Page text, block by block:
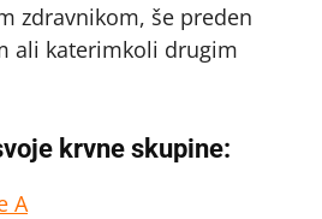
zdravnikom, še preden
ali katerimkoli drugim
krvne skupine:
A